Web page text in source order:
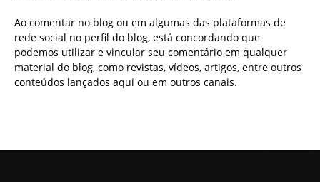
Ao comentar no blog ou em algumas das plataformas de
rede social no perfil do blog, está concordando que
podemos utilizar e vincular seu comentário em qualquer
material do blog, como revistas, vídeos, artigos, entre outros
conteúdos lançados aqui ou em outros canais.